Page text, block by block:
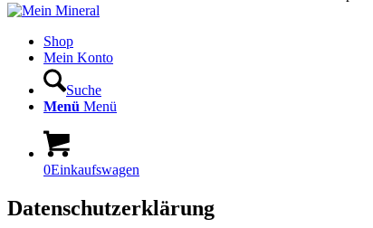
Shop
Mein Konto
Suche
Menü Menü
0Einkaufswagen
Datenschutzerklärung